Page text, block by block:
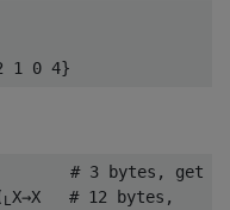
# 3 bytes, get
X→X   # 12 bytes,